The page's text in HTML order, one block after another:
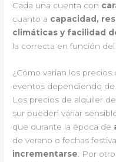
Cada una cuenta con
cuanto a capacidad,
climáticas y facilidad
la correcta en función
¿Cómo varían los
eventos dependiendo de
Los precios de alquiler
sur pueden variar
que durante la época de
de verano o fechas
incrementarse . Por